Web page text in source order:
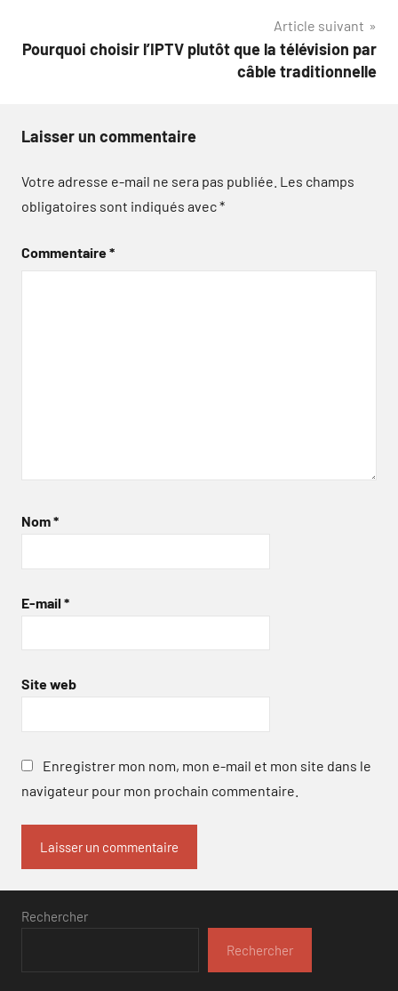
Article suivant
Pourquoi choisir l’IPTV plutôt que la télévision par
câble traditionnelle
Laisser un commentaire
Votre adresse e-mail ne sera pas publiée. Les champs
obligatoires sont indiqués avec*
Commentaire*
Nom*
E-mail *
Site web
Enregistrer mon nom, mon e-mail et mon site dans le
navigateur pour mon prochain commentaire.
Rechercher
Rechercher